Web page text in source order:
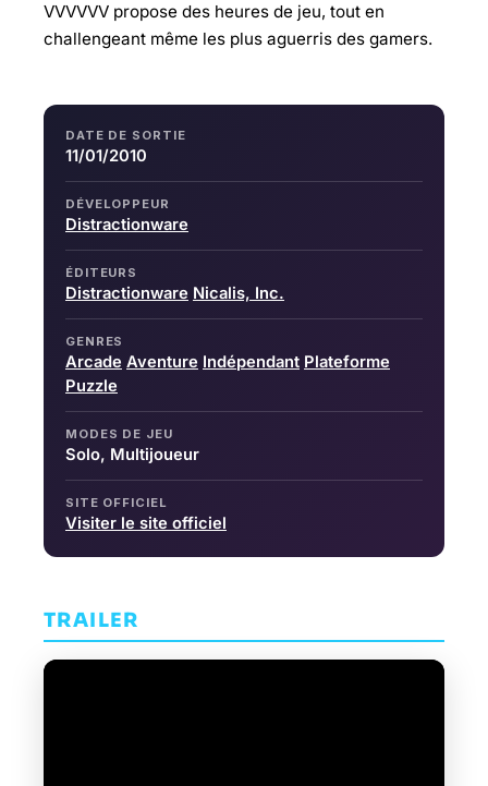
VVVVVV propose des heures de jeu, tout en
challengeant même les plus aguerris des gamers.
DATE DE SORTIE
11/01/2010
DÉVELOPPEUR
Distractionware
ÉDITEURS
Distractionware Nicalis, Inc.
GENRES
Arcade Aventure Indépendant Plateforme
Puzzle
MODES DE JEU
Solo, Multijoueur
SITE OFFICIEL
Visiter le site officiel
TRAILER